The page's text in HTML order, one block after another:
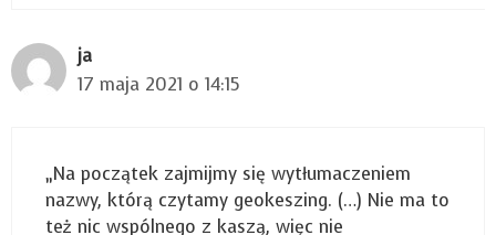
ja
17 maja 2021 o 14:15
„Na początek zajmijmy się wytłumaczeniem
nazwy, którą czytamy geokeszing. (…) Nie ma to
też nic wspólnego z kaszą, więc nie